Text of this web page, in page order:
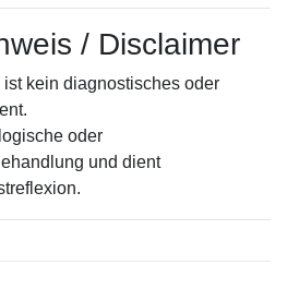
/ Disclaimer
kein diagnostisches oder
oder
und dient